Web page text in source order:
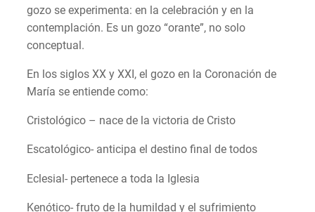
gozo se experimenta: en la celebración y en la
contemplación. Es un gozo “orante”, no solo
conceptual.
En los siglos XX y XXI, el gozo en la Coronación de
María se entiende como:
Cristológico – nace de la victoria de Cristo
Escatológico- anticipa el destino final de todos
Eclesial- pertenece a toda la Iglesia
Kenótico- fruto de la humildad y el sufrimiento